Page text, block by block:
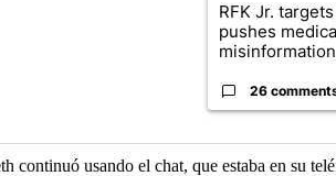
RFK Jr.
pushes
26
continuó usando el chat, que estaba en su